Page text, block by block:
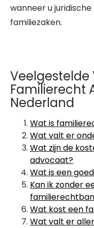
wanneer u
familiezaken.
Veelgestelde
Familierecht
Nederland
Wat is
Wat valt er
Wat zijn de
advocaat?
Wat is een
Kan ik zonder
Wat kost een
Wat valt er